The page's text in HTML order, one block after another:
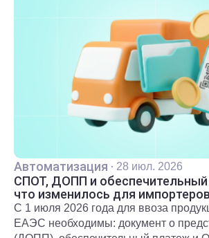
Автоматизация · 28 июл. 2026
СПОТ, ДОПП и обеспечительный
что изменилось для
С 1 июля 2026 года для ввоза
ЕАЭС необходимы: документ о